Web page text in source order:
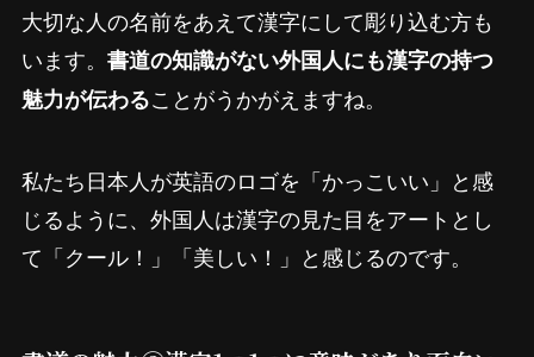
大切な人の名前をあえて漢字にして彫り込む方も
います。 書道の知識がない外国人にも漢字の持つ
魅力が伝わることがうかがえますね。
私たち日本人が英語のロゴを「かっこいい」と感
じるように、外国人は漢字の見た目をアートとし
て「クール！」「美しい！」と感じるのです。